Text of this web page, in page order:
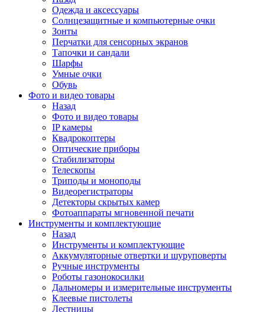
Одежда и аксессуары
Солнцезащитные и компьютерные очки
Зонты
Перчатки для сенсорных экранов
Тапочки и сандали
Шарфы
Умные очки
Обувь
Фото и видео товары
Назад
Фото и видео товары
IP камеры
Квадрокоптеры
Оптические приборы
Стабилизаторы
Телескопы
Триподы и моноподы
Видеорегистраторы
Детекторы скрытых камер
Фотоаппараты мгновенной печати
Инструменты и комплектующие
Назад
Инструменты и комплектующие
Аккумуляторные отвертки и шуруповерты
Ручные инструменты
Роботы газонокосилки
Дальномеры и измерительные инструменты
Клеевые пистолеты
Лестницы